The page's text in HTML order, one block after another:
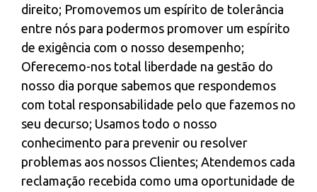
direito; Promovemos um espírito de tolerância
entre nós para podermos promover um espírito
de exigência com o nosso desempenho;
Oferecemo-nos total liberdade na gestão do
nosso dia porque sabemos que respondemos
com total responsabilidade pelo que fazemos no
seu decurso; Usamos todo o nosso
conhecimento para prevenir ou resolver
problemas aos nossos Clientes; Atendemos cada
reclamação recebida como uma oportunidade de